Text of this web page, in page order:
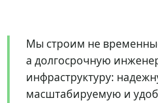
Мы строим не
а долгосрочную
инфраструктуру:
масштабируемую и